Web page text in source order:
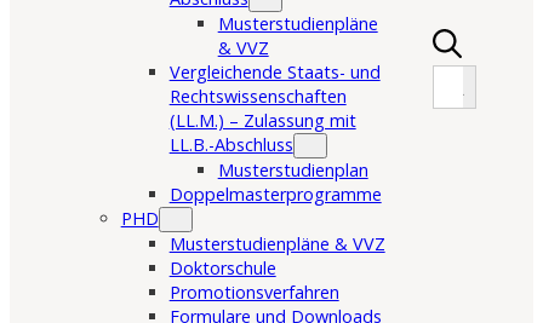
Musterstudienpläne
& VVZ
Vergleichende Staats- und
Rechtswissenschaften
(LL.M.) – Zulassung mit
LL.B.-Abschluss
Musterstudienplan
Doppelmasterprogramme
PHD
Musterstudienpläne & VVZ
Doktorschule
Promotionsverfahren
Formulare und Downloads
Search
Search Button